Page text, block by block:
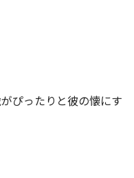
ぴったりと彼の懐にす